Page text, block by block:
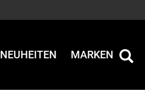
NEUHEITEN MARKEN